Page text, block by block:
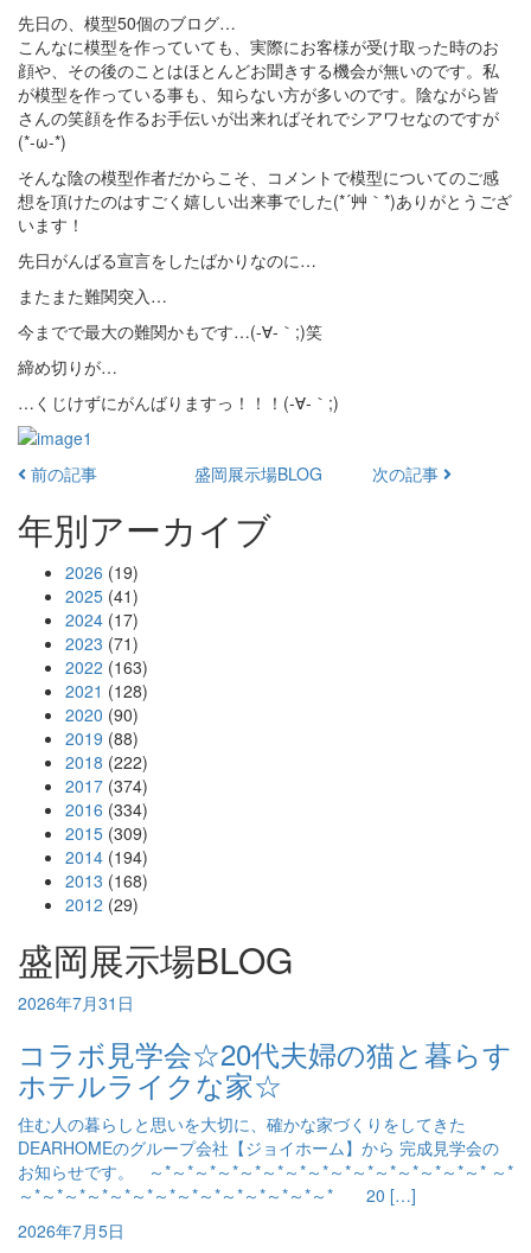
先日の、模型50個のブログ…
こんなに模型を作っていても、実際にお客様が受け取った時のお
顔や、その後のことはほとんどお聞きする機会が無いのです。私
が模型を作っている事も、知らない方が多いのです。陰ながら皆
さんの笑顔を作るお手伝いが出来ればそれでシアワセなのですが
(*-ω-*)
そんな陰の模型作者だからこそ、コメントで模型についてのご感
想を頂けたのはすごく嬉しい出来事でした(*´艸｀*)ありがとうござ
います！
先日がんばる宣言をしたばかりなのに…
またまた難関突入…
今までで最大の難関かもです…(-∀-｀;)笑
締め切りが…
…くじけずにがんばりますっ！！！(-∀-｀;)
前の記事 盛岡展示場BLOG 次の記事
年別アーカイブ
2026 (19)
2025 (41)
2024 (17)
2023 (71)
2022 (163)
2021 (128)
2020 (90)
2019 (88)
2018 (222)
2017 (374)
2016 (334)
2015 (309)
2014 (194)
2013 (168)
2012 (29)
盛岡展示場BLOG
2026年7月31日
コラボ見学会☆20代夫婦の猫と暮らす
ホテルライクな家☆
住む人の暮らしと思いを大切に、確かな家づくりをしてきた
DEARHOMEのグループ会社【ジョイホーム】から 完成見学会の
お知らせです。 ～*～*～*～*～*～*～*～*～*～*～*～*～*～*～* ～*
～*～*～*～*～*～*～*～*～*～*～*～*～*～* 20 […]
2026年7月5日